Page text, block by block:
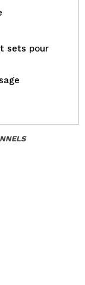
sets pour